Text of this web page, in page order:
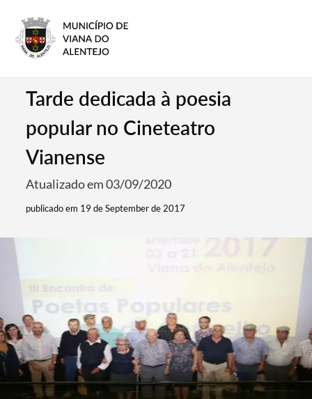
Tarde dedicada à poesia
popular no Cineteatro
Vianense
Atualizado em 03/09/2020
publicado em 19 de September de 2017